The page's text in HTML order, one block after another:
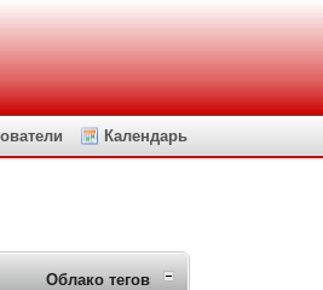
Календарь
Облако тегов